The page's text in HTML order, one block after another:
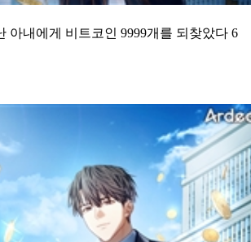
아내에게 비트코인 9999개를 되찾았다 6